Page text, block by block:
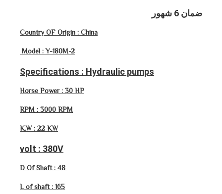
ضمان 6 شهور
Country OF Origin : China
Model : Y-180M-2
Specifications : Hydraulic pumps
Horse Power : 30 HP
RPM : 3000 RPM
K.W : 22 KW
volt : 380V
D Of Shaft : 48
L of shaft : 165